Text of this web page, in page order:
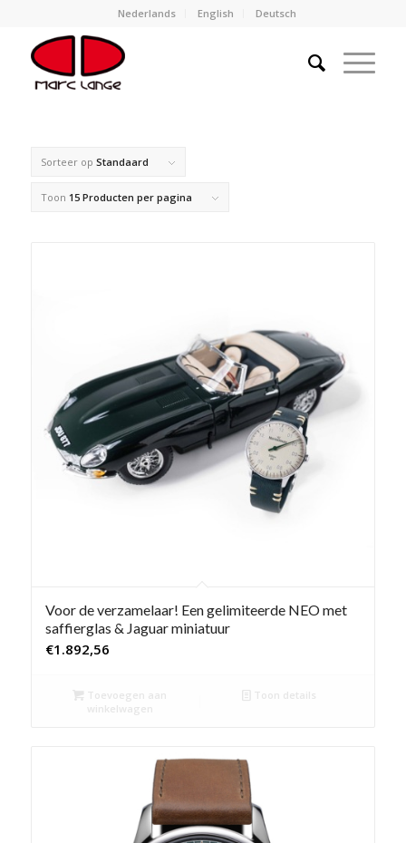
Nederlands English Deutsch
Sorteer op Standaard
Toon 15 Producten per pagina
Voor de verzamelaar! Een gelimiteerde NEO met
saffierglas & Jaguar miniatuur
€1.892,56
Toevoegen aan
winkelwagen
Toon details